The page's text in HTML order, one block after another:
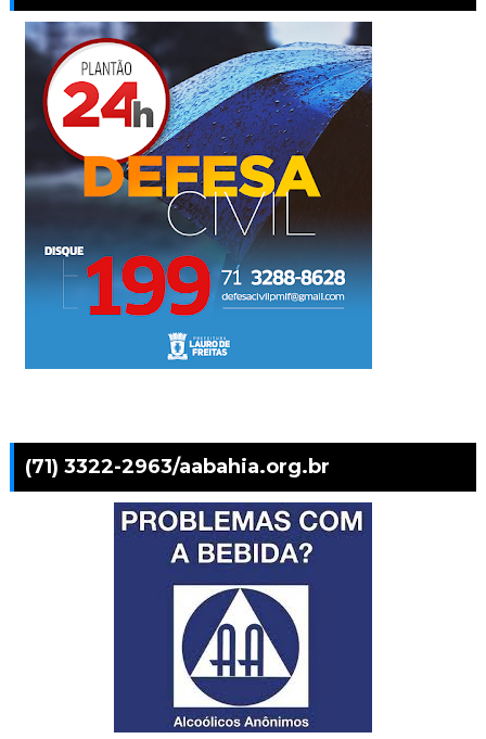
(71) 3322-2963/aabahia.org.br